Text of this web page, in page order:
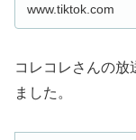
www.tiktok.com
コレコレさんの放
ました。